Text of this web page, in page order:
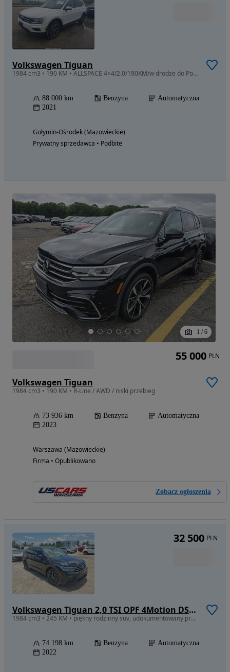
Volkswagen Tiguan
1984 cm3 • 190 KM • ALLSPACE 4×4/2.0/190KM/w drodze do Polski
88 000 km Benzyna
Automatyczna
2021
Gołymin-Ośrodek (Mazowieckie)
Prywatny sprzedawca • Podbite
1 / 6
Volkswagen Tiguan
1984 cm3 • 190 KM • R-Line / AWD / niski przebieg
73 936 km Benzyna
Automatyczna
2023
Warszawa (Mazowieckie)
Firma • Opublikowano
Zobacz ogłoszenia
55 000 PLN
Volkswagen Tiguan 2,0 TSI OPF 4Motion DSG Elegance
1984 cm3 • 245 KM • piękny rodzinny suv, udokumentowany przebieg, w drodze do pl
74 198 km Benzyna
Automatyczna
2022
32 500 PLN